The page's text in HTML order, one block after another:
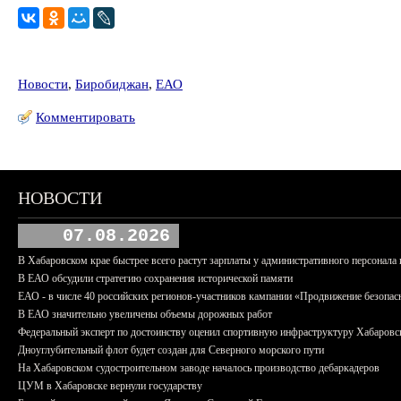
Новости, Биробиджан, ЕАО
Комментировать
НОВОСТИ
07.08.2026
В Хабаровском крае быстрее всего растут зарплаты у административного персонала
В ЕАО обсудили стратегию сохранения исторической памяти
ЕАО - в числе 40 российских регионов-участников кампании «Продвижение
В ЕАО значительно увеличены объемы дорожных работ
Федеральный эксперт по достоинству оценил спортивную инфраструктуру
Дноуглубительный флот будет создан для Северного морского пути
На Хабаровском судостроительном заводе началось производство дебаркадеров
ЦУМ в Хабаровске вернули государству